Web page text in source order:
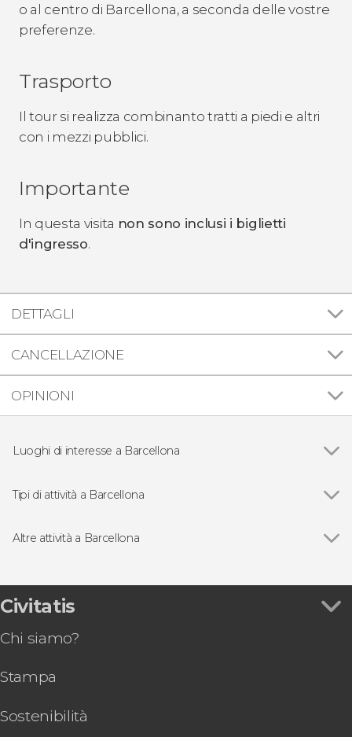
o al centro di Barcellona, a seconda delle vostre
preferenze.
Trasporto
Il tour si realizza combinanto tratti a piedi e altri
con i mezzi pubblici.
Importante
In questa visita non sono inclusi i biglietti
d'ingresso.
DETTAGLI
CANCELLAZIONE
OPINIONI
Luoghi di interesse a Barcellona
Sagrada Familia
Parco Güell
Montjuic
Biglietti per Casa Batlló
Tipi di attività a Barcellona
Free Tour a Barcellona
Autobus turistico a Barcellona
Giri in barca a Barcellona
Escursioni di un giorno a Barcellona
Altre attività a Barcellona
Tour di Barcellona per croceristi
Biglietti saltafila per l'acquario di Barcellona
Visita al Palau de la Música Catalana
Batlló e la Pedrera
Biglietto per lo Zoo di Barcellona
Civitatis
Chi siamo?
Stampa
Sostenibilità